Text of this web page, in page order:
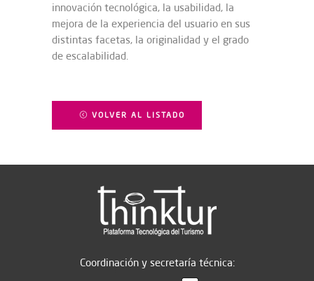
innovación tecnológica, la usabilidad, la
mejora de la experiencia del usuario en sus
distintas facetas, la originalidad y el grado
de escalabilidad.
VOLVER AL LISTADO
Coordinación y secretaría técnica: